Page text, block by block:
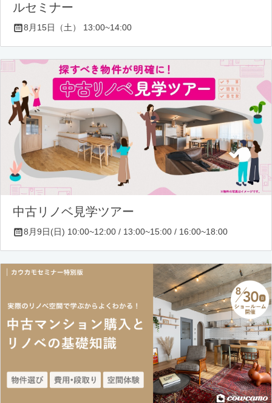
ルセミナー
8月15日（土） 13:00~14:00
中古リノベ見学ツアー
8月9日(日) 10:00~12:00 / 13:00~15:00 / 16:00~18:00